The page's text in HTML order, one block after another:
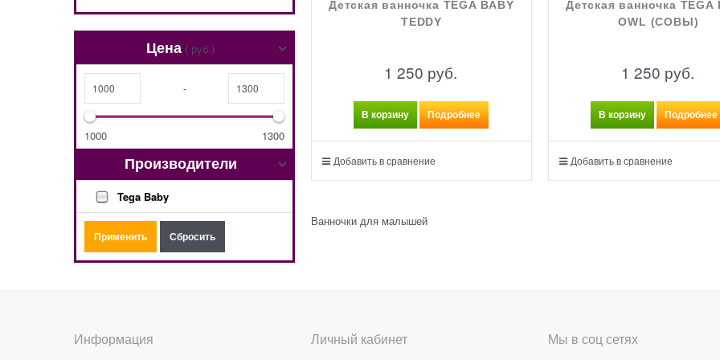
Цена ( руб.)
-
1000 1300
Производители
Tega Baby
Детская ванночка TEGA BABY
TEDDY
1 250 руб.
В корзину Подробнее
Добавить в сравнение
Детская ванночка TEGA
OWL (СОВЫ)
1 250 руб.
В корзину Подробнее
Добавить в сравнение
Ванночки для малышей
Информация Личный кабинет Мы в соц сетях